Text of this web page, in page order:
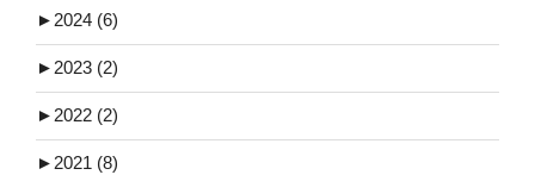
► 2024 (6)
► 2023 (2)
► 2022 (2)
► 2021 (8)